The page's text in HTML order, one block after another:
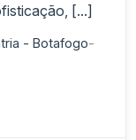
[...]
- Botafogo-